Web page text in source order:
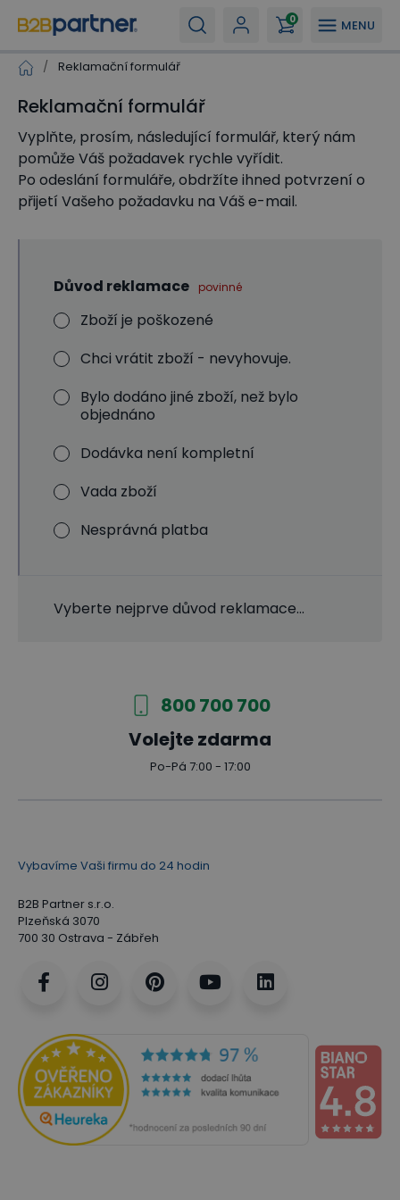
MENU
0
/ Reklamační formulář
Reklamační formulář
Vyplňte, prosím, následující formulář, který nám
pomůže Váš požadavek rychle vyřídit.
Po odeslání formuláře, obdržíte ihned potvrzení o
přijetí Vašeho požadavku na Váš e-mail.
Důvod reklamace povinné
Zboží je poškozené
Chci vrátit zboží - nevyhovuje.
Bylo dodáno jiné zboží, než bylo
objednáno
Dodávka není kompletní
Vada zboží
Nesprávná platba
Vyberte nejprve důvod reklamace...
800 700 700
Volejte zdarma
Po-Pá 7:00 - 17:00
Vybavíme Vaši firmu do 24 hodin
B2B Partner s.r.o.
Plzeňská 3070
700 30 Ostrava - Zábřeh